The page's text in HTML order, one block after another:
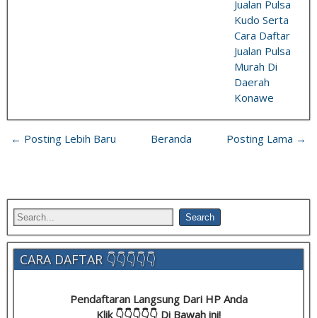
Jualan Pulsa
Kudo Serta
Cara Daftar
Jualan Pulsa
Murah Di
Daerah
Konawe
← Posting Lebih Baru Posting Lama →
Beranda
CARA DAFTAR 👇👇👇👇👇
Pendaftaran Langsung Dari HP Anda
Klik 👇👇👇👇👇 Di Bawah ini!